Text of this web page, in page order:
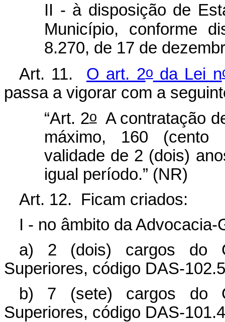
II - à disposição de
Município, conforme
8.270, de 17 de
Art. 11. O art. 2oda Lei n
passa a vigorar com a
“Art. 2oA contratação
máximo, 160 (cento
validade de 2 (dois)
igual período.” (NR)
Art. 12. Ficam criados:
I - no âmbito da Advocacia-
a) 2 (dois) cargos do
Superiores, código DAS-
b) 7 (sete) cargos do
Superiores, código DAS-